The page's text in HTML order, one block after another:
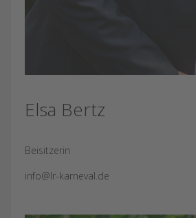
Elsa Bertz
Beisitzerin
info@lr-karneval.de